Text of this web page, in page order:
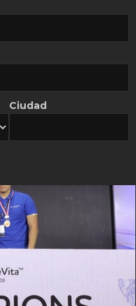
Libre por costos
Ciudad